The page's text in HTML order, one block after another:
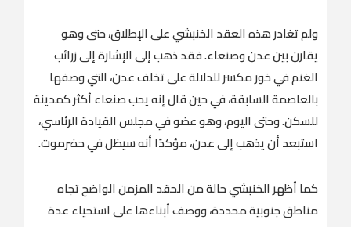
ولم تغادر هذه العقد الخنبشي على الإطلاق، حتى وهو
يقارن بين عدن وصنعاء. فقد ذهب إلى الإشارة إلى زرائب
الغنم في خور مكسر للدلالة على تخلف عدن، التي وصفها
بالعاصمة السابقة، في حين قال إنه يحب صنعاء أكثر كمدينة
للسكن. وحتى اليوم، وهو عضو في مجلس القيادة الرئاسي،
استبعد أن يذهب إلى عدن، مؤكدًا أنه سيظل في حضرموت.
كما أظهر الخنبشي حالة من الحقد المزمن الواضح تجاه
مناطق جنوبية محددة، ووصف أبناءها على استحياء عدة